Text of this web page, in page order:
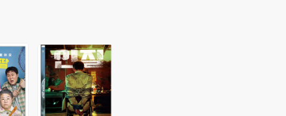
추가 또는 삭제 될 수 있습니다.